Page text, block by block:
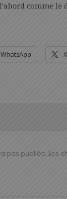
comme
WhatsApp X
pas publiée. Les